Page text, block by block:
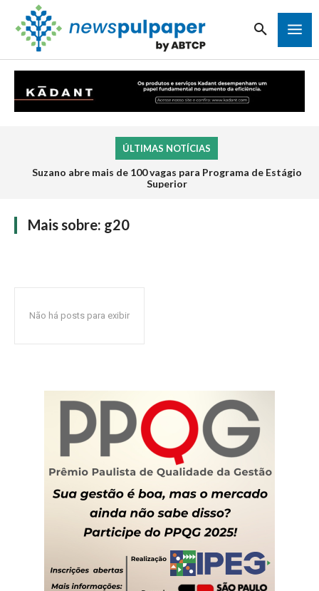
ÚLTIMAS NOTÍCIAS
Suzano abre mais de 100 vagas para Programa de Estágio
Superior
Mais sobre: g20
Não há posts para exibir